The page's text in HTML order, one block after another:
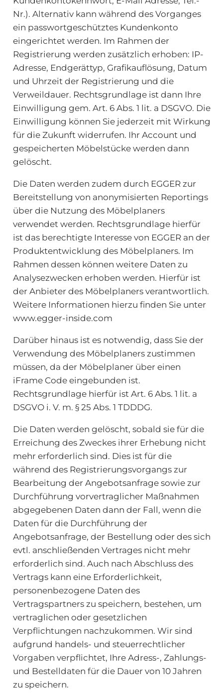
Nr.). Alternativ kann während des Vorganges
ein passwortgeschütztes Kundenkonto
eingerichtet werden. Im Rahmen der
Registrierung werden zusätzlich erhoben: IP-
Adresse, Endgerättyp, Grafikauflösung, Datum
und Uhrzeit der Registrierung und die
Verweildauer. Rechtsgrundlage ist dann Ihre
Einwilligung gem. Art. 6 Abs. 1 lit. a DSGVO. Die
Einwilligung können Sie jederzeit mit Wirkung
für die Zukunft widerrufen. Ihr Account und
gespeicherten Möbelstücke werden dann
gelöscht.
Die Daten werden zudem durch EGGER zur
Bereitstellung von anonymisierten Reportings
über die Nutzung des Möbelplaners
verwendet werden. Rechtsgrundlage hierfür
ist das berechtigte Interesse von EGGER an der
Produktentwicklung des Möbelplaners. Im
Rahmen dessen können weitere Daten zu
Analysezwecken erhoben werden. Hierfür ist
der Anbieter des Möbelplaners verantwortlich.
Weitere Informationen hierzu finden Sie unter
www.egger-inside.com
Darüber hinaus ist es notwendig, dass Sie der
Verwendung des Möbelplaners zustimmen
müssen, da der Möbelplaner über einen
iFrame Code eingebunden ist.
Rechtsgrundlage hierfür ist Art. 6 Abs. 1 lit. a
DSGVO i. V. m. § 25 Abs. 1 TDDDG.
Die Daten werden gelöscht, sobald sie für die
Erreichung des Zweckes ihrer Erhebung nicht
mehr erforderlich sind. Dies ist für die
während des Registrierungsvorgangs zur
Bearbeitung der Angebotsanfrage sowie zur
Durchführung vorvertraglicher Maßnahmen
abgegebenen Daten dann der Fall, wenn die
Daten für die Durchführung der
Angebotsanfrage, der Bestellung oder des sich
evtl. anschließenden Vertrages nicht mehr
erforderlich sind. Auch nach Abschluss des
Vertrags kann eine Erforderlichkeit,
personenbezogene Daten des
Vertragspartners zu speichern, bestehen, um
vertraglichen oder gesetzlichen
Verpflichtungen nachzukommen. Wir sind
aufgrund handels- und steuerrechtlicher
Vorgaben verpflichtet, Ihre Adress-, Zahlungs-
und Bestelldaten für die Dauer von 10 Jahren
zu speichern.